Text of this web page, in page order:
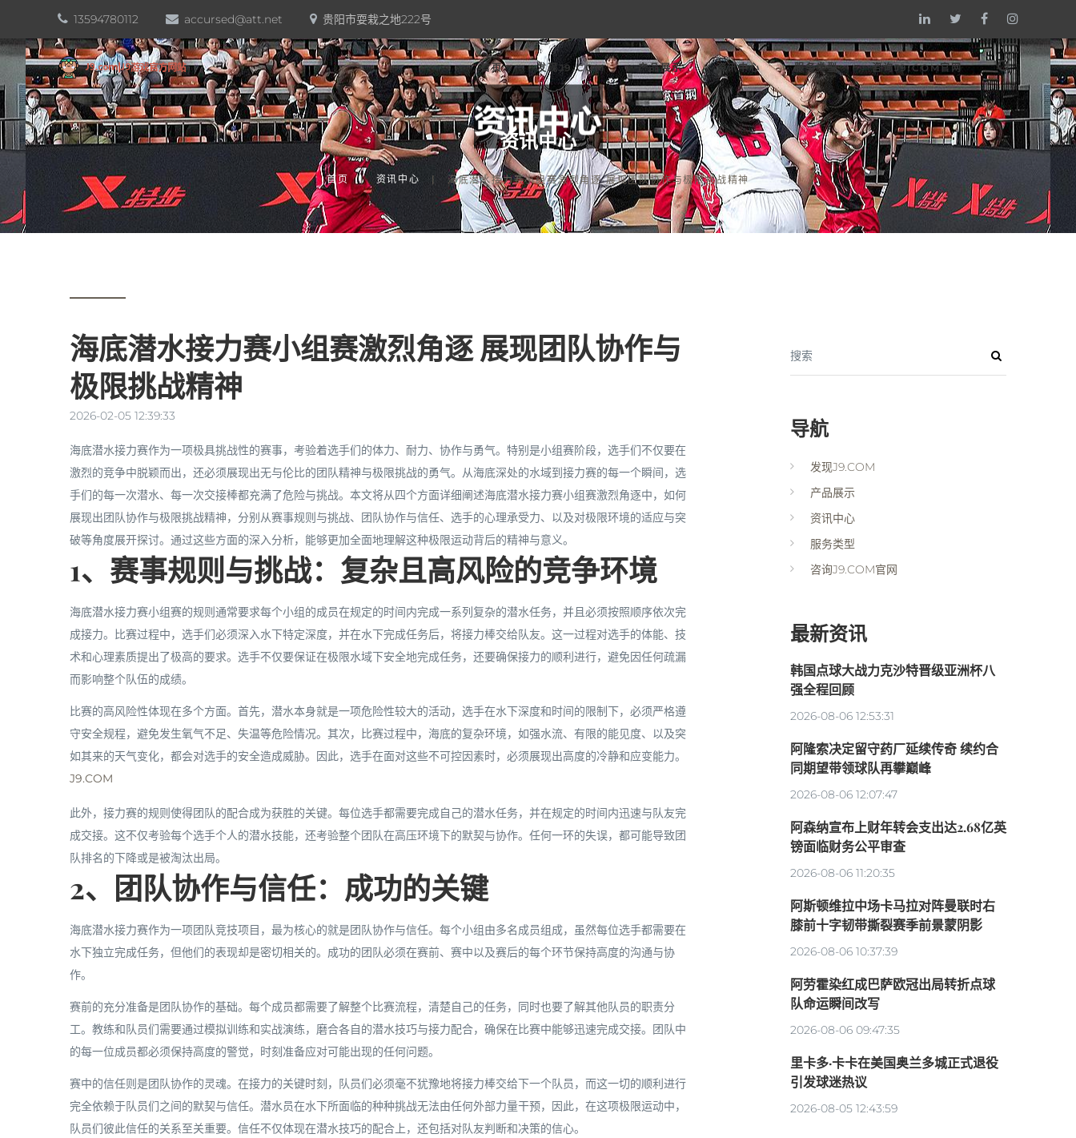
13594780112 accursed@att.net 贵阳市耍栽之地222号
首页 发现J9.COM 产品展示 资讯中心 服务类型 咨询J9.COM官网
资讯中心
首页 资讯中心 海底潜水接力赛小组赛激烈角逐 展现团队协作与极限挑战精神
海底潜水接力赛小组赛激烈角逐 展现团队协作与
极限挑战精神
2026-02-05 12:39:33
海底潜水接力赛作为一项极具挑战性的赛事，考验着选手们的体力、耐力、协作与勇气。特别是小组赛阶段，选手们不仅要在
激烈的竞争中脱颖而出，还必须展现出无与伦比的团队精神与极限挑战的勇气。从海底深处的水域到接力赛的每一个瞬间，选
手们的每一次潜水、每一次交接棒都充满了危险与挑战。本文将从四个方面详细阐述海底潜水接力赛小组赛激烈角逐中，如何
展现出团队协作与极限挑战精神，分别从赛事规则与挑战、团队协作与信任、选手的心理承受力、以及对极限环境的适应与突
破等角度展开探讨。通过这些方面的深入分析，能够更加全面地理解这种极限运动背后的精神与意义。
1、赛事规则与挑战：复杂且高风险的竞争环境
海底潜水接力赛小组赛的规则通常要求每个小组的成员在规定的时间内完成一系列复杂的潜水任务，并且必须按照顺序依次完
成接力。比赛过程中，选手们必须深入水下特定深度，并在水下完成任务后，将接力棒交给队友。这一过程对选手的体能、技
术和心理素质提出了极高的要求。选手不仅要保证在极限水域下安全地完成任务，还要确保接力的顺利进行，避免因任何疏漏
而影响整个队伍的成绩。
比赛的高风险性体现在多个方面。首先，潜水本身就是一项危险性较大的活动，选手在水下深度和时间的限制下，必须严格遵
守安全规程，避免发生氧气不足、失温等危险情况。其次，比赛过程中，海底的复杂环境，如强水流、有限的能见度、以及突
如其来的天气变化，都会对选手的安全造成威胁。因此，选手在面对这些不可控因素时，必须展现出高度的冷静和应变能力。
J9.COM
此外，接力赛的规则使得团队的配合成为获胜的关键。每位选手都需要完成自己的潜水任务，并在规定的时间内迅速与队友完
成交接。这不仅考验每个选手个人的潜水技能，还考验整个团队在高压环境下的默契与协作。任何一环的失误，都可能导致团
队排名的下降或是被淘汰出局。
2、团队协作与信任：成功的关键
海底潜水接力赛作为一项团队竞技项目，最为核心的就是团队协作与信任。每个小组由多名成员组成，虽然每位选手都需要在
水下独立完成任务，但他们的表现却是密切相关的。成功的团队必须在赛前、赛中以及赛后的每个环节保持高度的沟通与协
作。
赛前的充分准备是团队协作的基础。每个成员都需要了解整个比赛流程，清楚自己的任务，同时也要了解其他队员的职责分
工。教练和队员们需要通过模拟训练和实战演练，磨合各自的潜水技巧与接力配合，确保在比赛中能够迅速完成交接。团队中
的每一位成员都必须保持高度的警觉，时刻准备应对可能出现的任何问题。
赛中的信任则是团队协作的灵魂。在接力的关键时刻，队员们必须毫不犹豫地将接力棒交给下一个队员，而这一切的顺利进行
完全依赖于队员们之间的默契与信任。潜水员在水下所面临的种种挑战无法由任何外部力量干预，因此，在这项极限运动中，
队员们彼此信任的关系至关重要。信任不仅体现在潜水技巧的配合上，还包括对队友判断和决策的信心。
搜索
导航
发现J9.COM
产品展示
资讯中心
服务类型
咨询J9.COM官网
最新资讯
韩国点球大战力克沙特晋级亚洲杯八
强全程回顾
2026-08-06 12:53:31
阿隆索决定留守药厂延续传奇 续约合
同期望带领球队再攀巅峰
2026-08-06 12:07:47
阿森纳宣布上财年转会支出达2.68亿英
镑面临财务公平审查
2026-08-06 11:20:35
阿斯顿维拉中场卡马拉对阵曼联时右
膝前十字韧带撕裂赛季前景蒙阴影
2026-08-06 10:37:39
阿劳霍染红成巴萨欧冠出局转折点球
队命运瞬间改写
2026-08-06 09:47:35
里卡多·卡卡在美国奥兰多城正式退役
引发球迷热议
2026-08-05 12:43:59